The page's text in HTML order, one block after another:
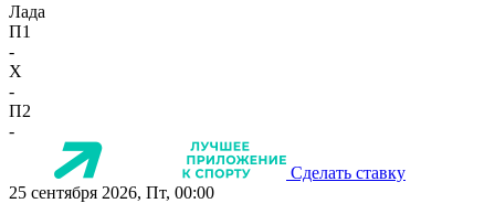
Лада
П1
-
X
-
П2
-
Сделать ставку
25 сентября 2026, Пт, 00:00